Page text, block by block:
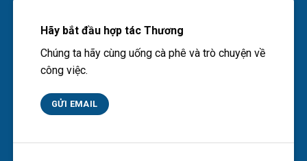
Hãy bắt đầu hợp tác Thương
Chúng ta hãy cùng uống cà phê và trò chuyện về
công việc.
GỬI EMAIL